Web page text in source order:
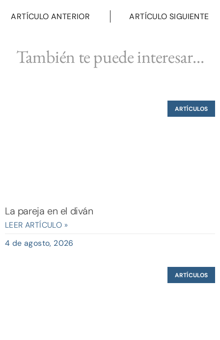
ARTÍCULO ANTERIOR ARTÍCULO SIGUIENTE
También te puede interesar...
ARTÍCULOS
La pareja en el diván
LEER ARTÍCULO »
4 de agosto, 2026
ARTÍCULOS